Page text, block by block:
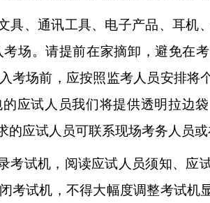
具、通讯工具、电子产品、耳机
场。请提前在家摘卸，避免在
考场前，应按照监考人员安排将
应试人员我们将提供透明拉边
应试人员可联系现场考务人员或
考试机，阅读应试人员须知、应
考试机，不得大幅度调整考试机